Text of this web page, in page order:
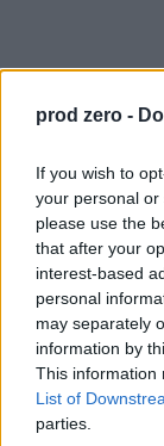
prod zero -
If you wish to
your personal
please use the
that after your
interest-based
personal
may separately
information by
This information
List of
parties.
I teraz do
rympał! Taki był
drugiej Korei. Też
A jak przyjdzie do
nie zastano. Że
Konwencji? Jaka
prezydenta,
podpisywali.
Radka! Może i
podpisali, ale jak
Śląskich podpisze
wsi na ten kwit
głupi nie są.